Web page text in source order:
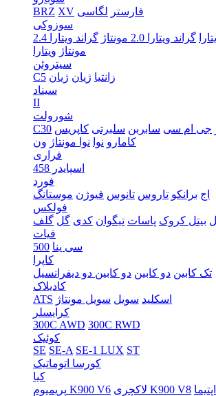
BRZ XV فارستر لگاسی
سوزوکی
گراند ویتارا 2.0 مونتاژ
گراند ویتارا 2.4
مونتاژ ویتارا
سیتروئن
C5
زانتیا ژیان ژیان
سیناد
II
شورولت
C30
جی ام سی سابربن سلبرتی کاپریس
کامارو نوا نوا مونتاژ ون
فراری
اسپایدر 458
فورد
اج برانکو تاروس تانوس فیوژن موستانگ
فولکس
بیتل کروک پاسات تیگوان کدی گل گلف
فیات
500 سی ینا
کاپرا
تک کابین دو کابین دو کابین دو دیفرانسیل
کادیلاک
ATS
اسکلید سویل سویل مونتاژ
کرایسلر
300C AWD 300C RWD
کوئیک
SE SE-A SE-1 LUX ST
کورسا اتوماتیک
کیا
پریمیوم K900 V6
لاکچری K900 V8